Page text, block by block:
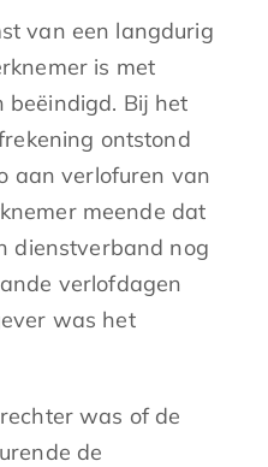
Actueel
van een langdurig
is met
beëindigd. Bij het
ontstond
aan verlofuren van
meende dat
dienstverband nog
verlofdagen
was het
was of de
de